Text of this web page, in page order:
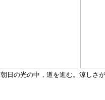
朝日の光の中，道を進む。涼しさ